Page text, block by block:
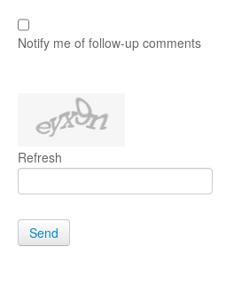
Notify me of follow-up comments
Refresh
Send